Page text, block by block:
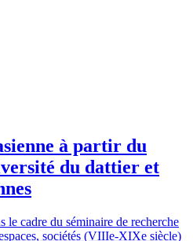
à partir du
du dattier et
le cadre du séminaire de recherche
sociétés (VIIIe-XIXe siècle)